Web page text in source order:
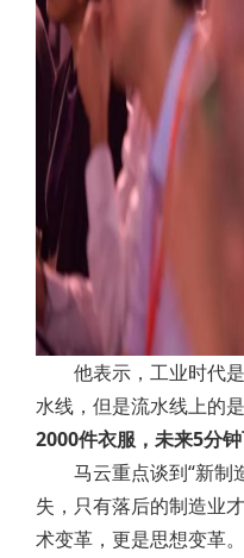
他表示，工业时代
水线，但是流水线上的是
2000件衣服，未来5分
马云重点谈到“新制
失，只有落后的制造业
术变革，更是思想变革